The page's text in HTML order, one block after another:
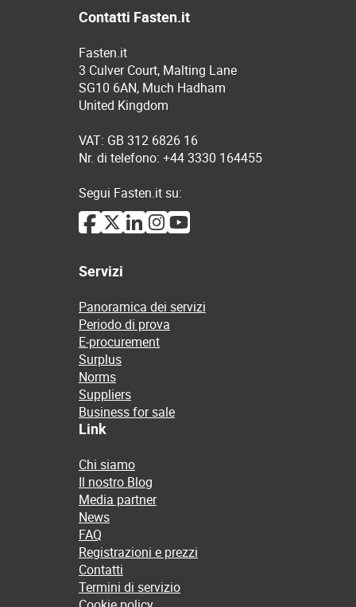
Contatti Fasten.it
Fasten.it
3 Culver Court, Malting Lane
SG10 6AN, Much Hadham
United Kingdom
VAT: GB 312 6826 16
Nr. di telefono: +44 3330 164455
Segui Fasten.it su:
Servizi
Panoramica dei servizi
Periodo di prova
E-procurement
Surplus
Norms
Suppliers
Business for sale
Link
Chi siamo
Il nostro Blog
Media partner
News
FAQ
Registrazioni e prezzi
Contatti
Termini di servizio